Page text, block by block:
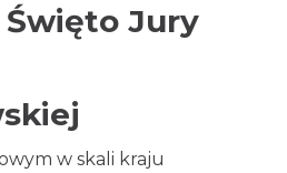
Jury
w skali kraju